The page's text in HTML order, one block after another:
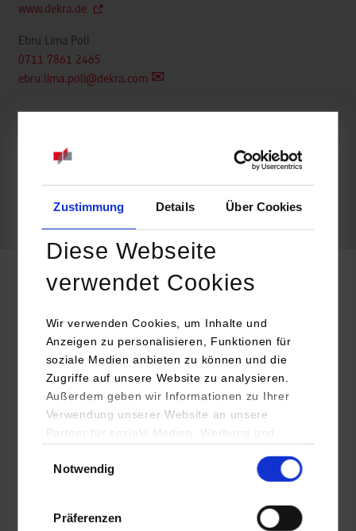
Zustimmung Details Über Cookies
Diese Webseite
verwendet Cookies
Wir verwenden Cookies, um Inhalte und
Anzeigen zu personalisieren, Funktionen für
soziale Medien anbieten zu können und die
Zugriffe auf unsere Website zu analysieren.
Außerdem geben wir Informationen zu Ihrer
Verwendung unserer Website an unsere
Partner für soziale Medien, Werbung und
YouTube, Google Maps) führen diese
Daten zusammen, die Sie ihnen bereitgestellt
haben oder die sie im Rahmen Ihrer Nutzung
Notwendig
Präferenzen
www.dekra.de
Ebru Lima Poli
0711 7861 2465
ebru.lima.poli@dekra.com
Wirtschaftsinformatik / Data Science
DEKRA SE
Handwerkstraße 15
70565 Stuttgart
www.dekra.de
Ebru Lima Poli
0711 7861 2465